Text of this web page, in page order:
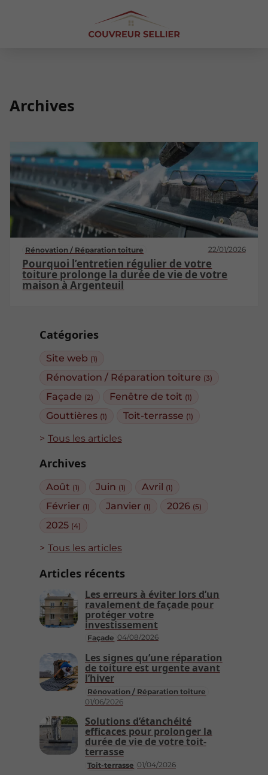
Catégories
Site web (1)
Rénovation / Réparation toiture (3)
Façade (2) Fenêtre de toit (1)
Gouttières (1) Toit-terrasse (1)
Tous les articles
Archives
Août (1) Juin (1) Avril (1)
Février (1) Janvier (1) 2026 (5)
2025 (4)
Tous les articles
Articles récents
Façade 04/08/2026
Les erreurs à éviter lors d’un
ravalement de façade pour
protéger votre
investissement
Rénovation / Réparation toiture
01/06/2026
Les signes qu’une réparation
de toiture est urgente avant
l’hiver
Toit-terrasse 01/04/2026
Solutions d’étanchéité
efficaces pour prolonger la
durée de vie de votre toit-
terrasse
Archives
Rénovation / Réparation toiture 22/01/2026
Pourquoi l’entretien régulier de votre
toiture prolonge la durée de vie de votre
maison à Argenteuil